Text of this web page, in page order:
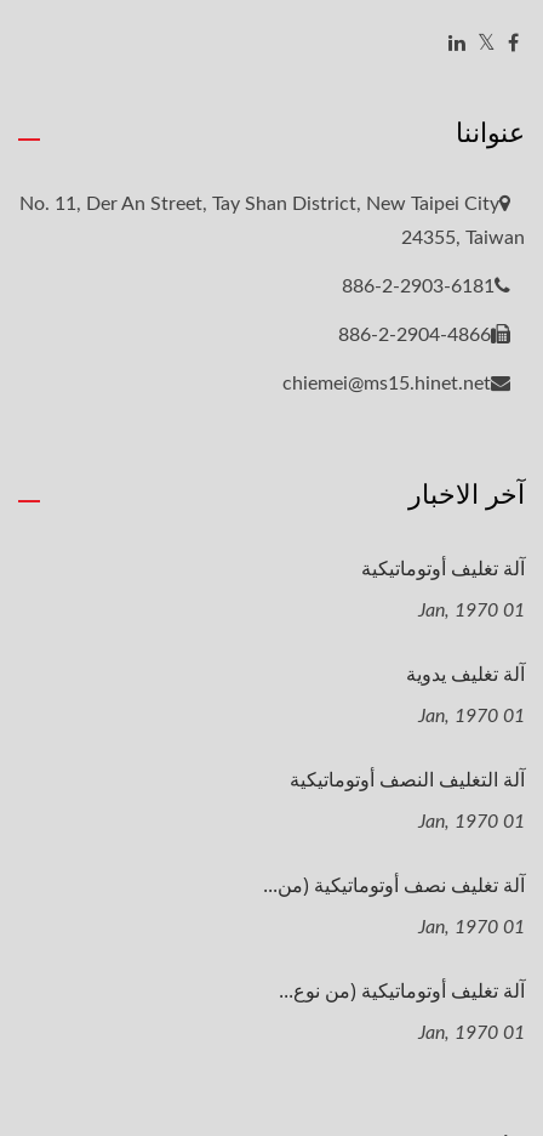
عنواننا
No. 11, Der An Street, Tay Shan District, New Taipei City
24355, Taiwan
886-2-2903-6181
886-2-2904-4866
chiemei@ms15.hinet.net
آخر الاخبار
آلة تغليف أوتوماتيكية
01 Jan, 1970
آلة تغليف يدوية
01 Jan, 1970
آلة التغليف النصف أوتوماتيكية
01 Jan, 1970
آلة تغليف نصف أوتوماتيكية (من...
01 Jan, 1970
آلة تغليف أوتوماتيكية (من نوع...
01 Jan, 1970